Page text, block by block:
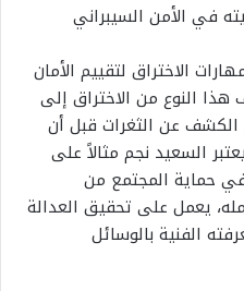
في الأمن السيبراني
الاختراق لتقييم الأمان
النوع من الاختراق إلى
عن الثغرات قبل أن
السعيد نجم مثالاً على
حماية المجتمع من
يعمل على تحقيق العدالة
الفنية بالوسائل